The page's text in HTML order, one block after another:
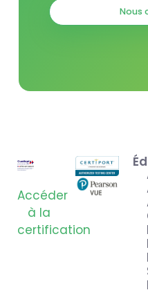
Nous
Accéder
à la
certification